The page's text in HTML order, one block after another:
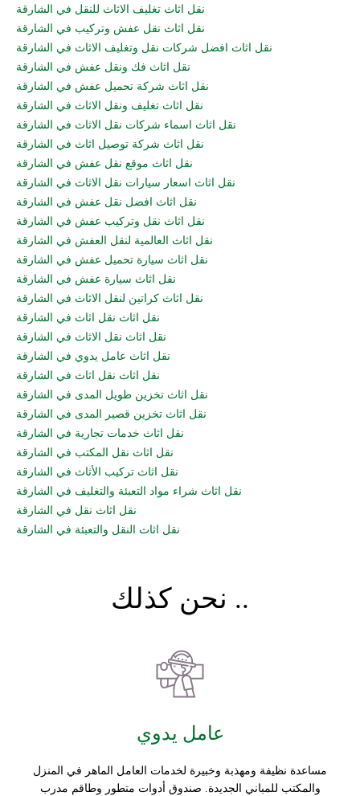
نقل اثاث تغليف الاثاث للنقل في الشارقة
نقل اثاث نقل عفش وتركيب في الشارقة
نقل اثاث افضل شركات نقل وتغليف الاثاث في الشارقة
نقل اثاث فك ونقل عفش في الشارقة
نقل اثاث شركة تحميل عفش في الشارقة
نقل اثاث تغليف ونقل الاثاث في الشارقة
نقل اثاث اسماء شركات نقل الاثاث في الشارقة
نقل اثاث شركة توصيل اثاث في الشارقة
نقل اثاث موقع نقل عفش في الشارقة
نقل اثاث اسعار سيارات نقل الاثاث في الشارقة
نقل اثاث افضل نقل عفش في الشارقة
نقل اثاث نقل وتركيب عفش في الشارقة
نقل اثاث العالمية لنقل العفش في الشارقة
نقل اثاث سيارة تحميل عفش في الشارقة
نقل اثاث سيارة عفش في الشارقة
نقل اثاث كراتين لنقل الاثاث في الشارقة
نقل اثاث نقل اثاث في الشارقة
نقل اثاث نقل الاثاث في الشارقة
نقل اثاث عامل يدوي في الشارقة
نقل اثاث نقل اثاث في الشارقة
نقل اثاث تخزين طويل المدى في الشارقة
نقل اثاث تخزين قصير المدى في الشارقة
نقل اثاث خدمات تجارية في الشارقة
نقل اثاث نقل المكتب في الشارقة
نقل اثاث تركيب الأثاث في الشارقة
نقل اثاث شراء مواد التعبئة والتغليف في الشارقة
نقل اثاث نقل في الشارقة
نقل اثاث النقل والتعبئة في الشارقة
نحن كذلك ..
عامل يدوي
مساعدة نظيفة ومهذبة وخبيرة لخدمات العامل الماهر في المنزل
والمكتب للمباني الجديدة. صندوق أدوات متطور وطاقم مدرب